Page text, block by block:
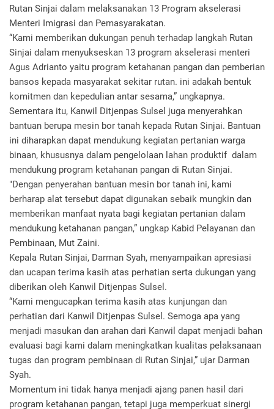
Rutan Sinjai dalam melaksanakan 13 Program akselerasi
Menteri Imigrasi dan Pemasyarakatan.
“Kami memberikan dukungan penuh terhadap langkah Rutan
Sinjai dalam menyukseskan 13 program akselerasi menteri
Agus Adrianto yaitu program ketahanan pangan dan pemberian
bansos kepada masyarakat sekitar rutan. ini adakah bentuk
komitmen dan kepedulian antar sesama,” ungkapnya.
Sementara itu, Kanwil Ditjenpas Sulsel juga menyerahkan
bantuan berupa mesin bor tanah kepada Rutan Sinjai. Bantuan
ini diharapkan dapat mendukung kegiatan pertanian warga
binaan, khususnya dalam pengelolaan lahan produktif dalam
mendukung program ketahanan pangan di Rutan Sinjai.
"Dengan penyerahan bantuan mesin bor tanah ini, kami
berharap alat tersebut dapat digunakan sebaik mungkin dan
memberikan manfaat nyata bagi kegiatan pertanian dalam
mendukung ketahanan pangan,” ungkap Kabid Pelayanan dan
Pembinaan, Mut Zaini.
Kepala Rutan Sinjai, Darman Syah, menyampaikan apresiasi
dan ucapan terima kasih atas perhatian serta dukungan yang
diberikan oleh Kanwil Ditjenpas Sulsel.
“Kami mengucapkan terima kasih atas kunjungan dan
perhatian dari Kanwil Ditjenpas Sulsel. Semoga apa yang
menjadi masukan dan arahan dari Kanwil dapat menjadi bahan
evaluasi bagi kami dalam meningkatkan kualitas pelaksanaan
tugas dan program pembinaan di Rutan Sinjai,” ujar Darman
Syah.
Momentum ini tidak hanya menjadi ajang panen hasil dari
program ketahanan pangan, tetapi juga memperkuat sinergi